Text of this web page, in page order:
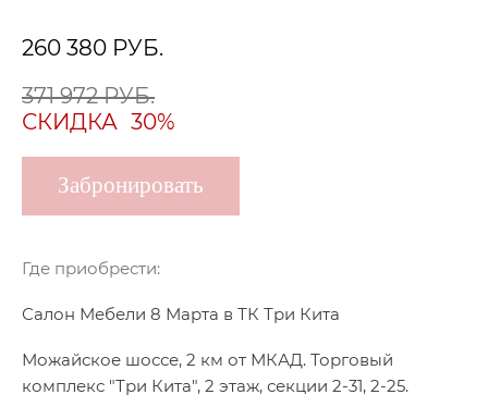
260 380 РУБ.
371 972 РУБ.
СКИДКА 30%
Забронировать
Где приобрести:
Салон Мебели 8 Марта в ТК Три Кита
Можайское шоссе, 2 км от МКАД. Торговый
комплекс "Три Кита", 2 этаж, секции 2-31, 2-25.